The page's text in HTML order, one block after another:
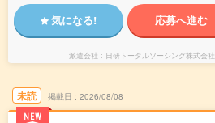
気になる! 応募へ進む
派遣会社 日研トータルソーシング株式会
未読
NEW
掲載日 2026/08/08